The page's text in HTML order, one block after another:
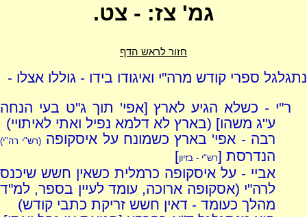
גמ' צז: - צט.
חזור לראש הדף
נתגלגל ספרי קודש מרה"י ואיגודו בידו - גוללו אצלו -
ר"י - כשלא הגיע לארץ [אפי' תוך ג"ט בעי הנחה
ע"ג משהו] (בארץ לא דלמא נפיל ואתי לאיתויי)
רבה - אפי' בארץ כשמונח על איסקופה (רש"י רה"י)
הנדרסת [רש"י - בזיון]
אביי - על איסקופה כרמלית כשאין חשש שיכנס
לרה"י (אסקופה ארוכה, עומד לעיין בספר, למ"ד
מהלך כעומד - דאין חשש זריקת כתבי קודש)